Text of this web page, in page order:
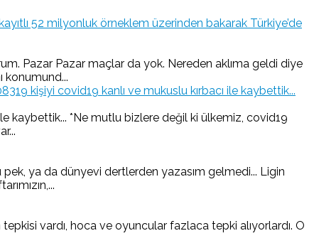
52 milyonluk örneklem üzerinden bakarak Türkiye’de
Pazar Pazar maçlar da yok. Nereden aklıma geldi diye
konumund...
kişiyi covid19 kanlı ve mukuslu kırbacı ile kaybettik...
kaybettik... *Ne mutlu bizlere değil ki ülkemiz, covid19
ya da dünyevi dertlerden yazasım gelmedi... Ligin
vardı, hoca ve oyuncular fazlaca tepki alıyorlardı. O